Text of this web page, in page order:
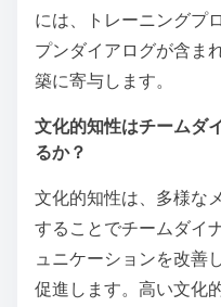
には、トレーニングプ
プンダイアログが含ま
築に寄与します。
文化的知性はチームダ
るか？
文化的知性は、多様な
することでチームダイ
ュニケーションを改善
促進します。高い文化